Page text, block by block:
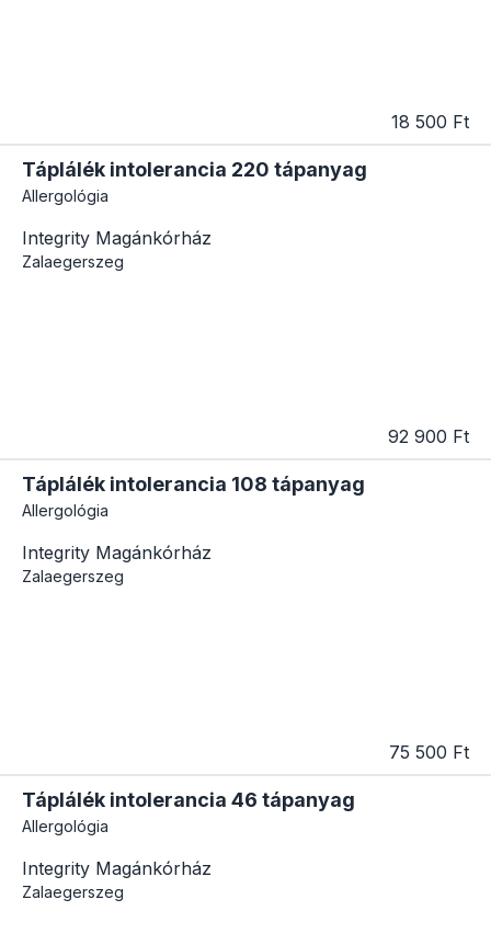
18 500 Ft
Táplálék intolerancia 220 tápanyag
Allergológia
Integrity Magánkórház
Zalaegerszeg
92 900 Ft
Táplálék intolerancia 108 tápanyag
Allergológia
Integrity Magánkórház
Zalaegerszeg
75 500 Ft
Táplálék intolerancia 46 tápanyag
Allergológia
Integrity Magánkórház
Zalaegerszeg